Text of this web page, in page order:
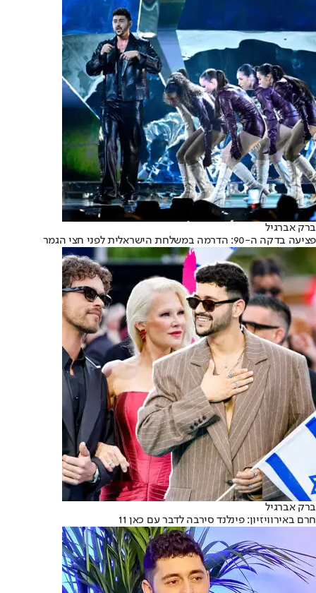
ברק אברגיל
פציעה בדקה ה-90: הדרמה במשלחת הישראלית לפני חצי הגמר
ברק אברגיל
חרם באירוויזיון: פינלנד סירבה לדבר עם כאן 11